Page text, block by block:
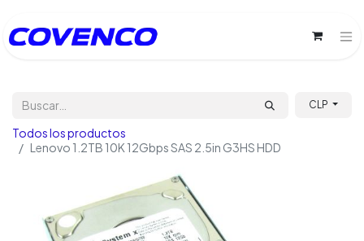
CLP
Todos los productos
Lenovo 1.2TB 10K 12Gbps SAS 2.5in G3HS HDD